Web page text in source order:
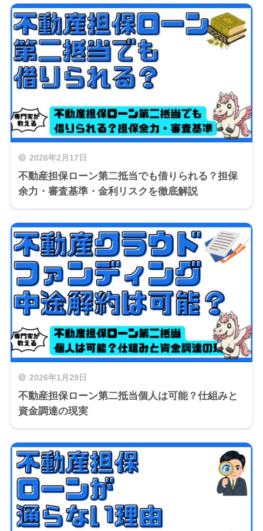
2026年2月17日
不動産担保ローン第二抵当でも借りられる？担保
余力・審査基準・金利リスクを徹底解説
2026年1月29日
不動産担保ローン第二抵当個人は可能？仕組みと
資金調達の現実